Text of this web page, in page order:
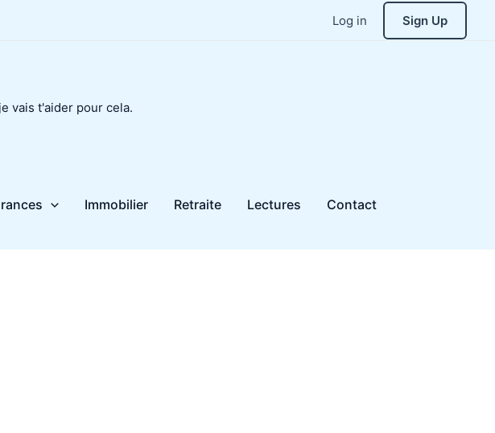
Log in Sign Up
vais t'aider pour cela.
Immobilier Retraite Lectures Contact